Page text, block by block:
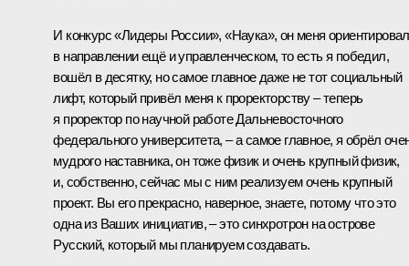
И конкурс «Лидеры России», «Наука», он меня ориентировал
в направлении ещё и управленческом, то есть я победил,
вошёл в десятку, но самое главное даже не тот социальный
лифт, который привёл меня к проректорству – теперь
я проректор по научной работе Дальневосточного
федерального университета, – а самое главное, я обрёл
мудрого наставника, он тоже физик и очень крупный физик,
и, собственно, сейчас мы с ним реализуем очень крупный
проект. Вы его прекрасно, наверное, знаете, потому что это
одна из Ваших инициатив, – это синхротрон на острове
Русский, который мы планируем создавать.